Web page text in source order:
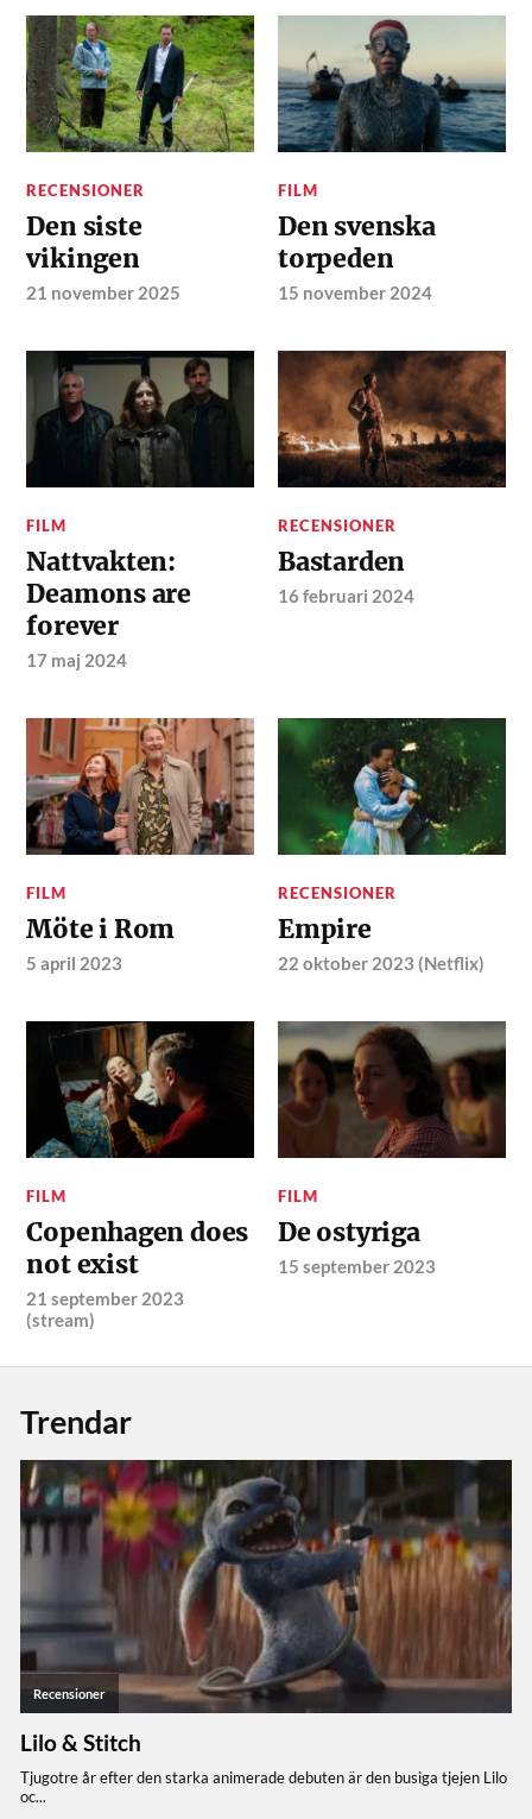
RECENSIONER
Den siste
vikingen
21 november 2025
FILM
Den svenska
torpeden
15 november 2024
FILM
Nattvakten:
Deamons are
forever
17 maj 2024
RECENSIONER
Bastarden
16 februari 2024
FILM
Möte i Rom
5 april 2023
RECENSIONER
Empire
22 oktober 2023 (Netflix)
FILM
Copenhagen does
not exist
21 september 2023
(stream)
FILM
De ostyriga
15 september 2023
Trendar